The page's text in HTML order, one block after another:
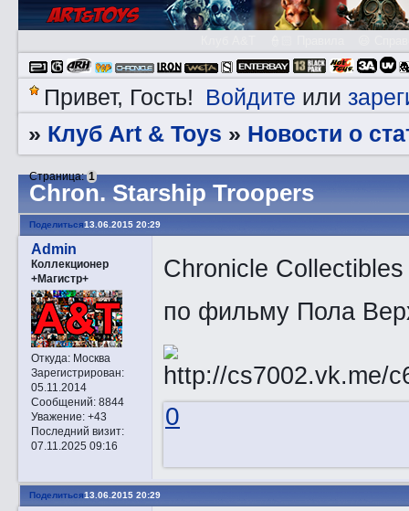
Привет, Гость! Войдите или
» Клуб Art & Toys » Новости о
Chrоn. Starship Troopers
Страница:1
Поделиться13.06.2015 20:29
Admin
Коллекционер
+Магистр+
Откуда:Москва
Зарегистрирован:
05.11.2014
Сообщений:8844
Уважение: +43
Последний визит:
07.11.2025 09:16
Chronicle
по фильму Пола
0
Поделиться13.06.2015 20:29